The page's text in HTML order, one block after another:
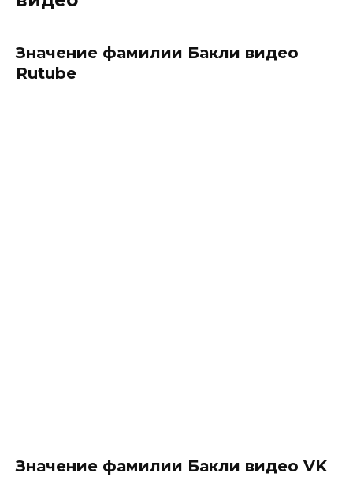
Значение фамилии Бакли видео
Rutube
Значение фамилии Бакли видео VK